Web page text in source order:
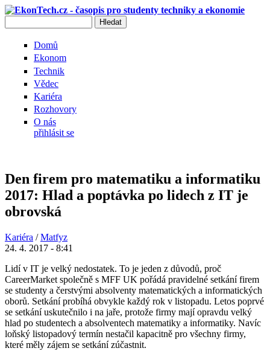
Přejít k hlavnímu obsahu
Domů
Ekonom
Technik
Vědec
Kariéra
Rozhovory
O nás
přihlásit se
Den firem pro matematiku a informatiku
2017: Hlad a poptávka po lidech z IT je
obrovská
Kariéra /Matfyz
24. 4. 2017 - 8:41
Lidí v IT je velký nedostatek. To je jeden z důvodů, proč
CareerMarket společně s MFF UK pořádá pravidelné setkání firem
se studenty a čerstvými absolventy matematických a informatických
oborů. Setkání probíhá obvykle každý rok v listopadu. Letos poprvé
se setkání uskutečnilo i na jaře, protože firmy mají opravdu velký
hlad po studentech a absolventech matematiky a informatiky. Navíc
loňský listopadový termín nestačil kapacitně pro všechny firmy,
které měly zájem se setkání zúčastnit.